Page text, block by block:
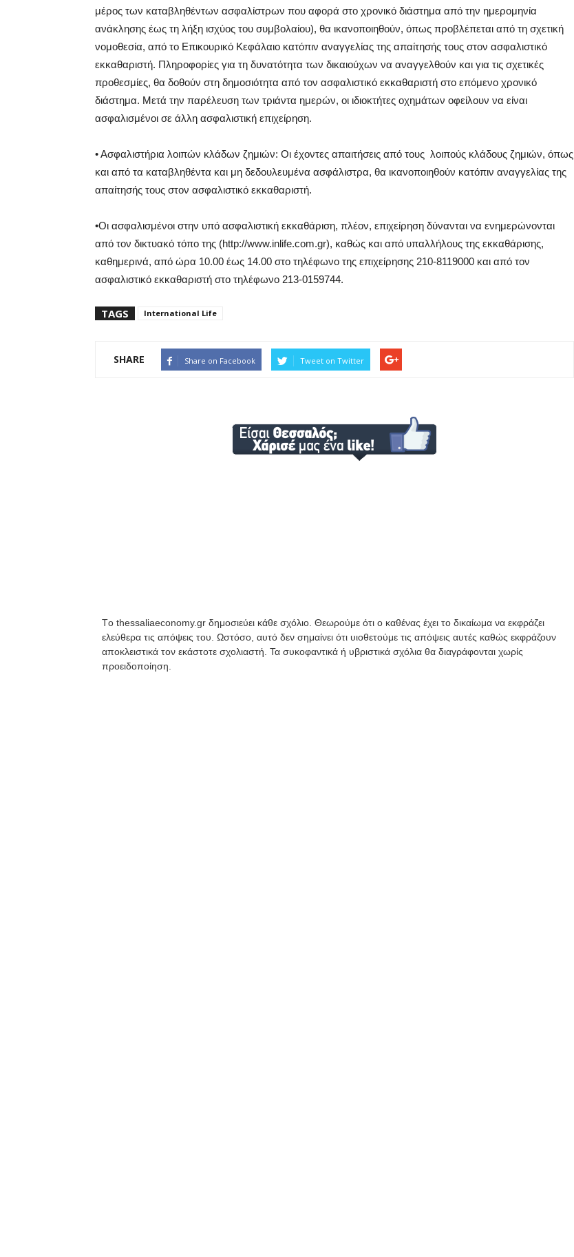
μέρος των καταβληθέντων ασφαλίστρων που αφορά στο χρονικό διάστημα από την ημερομηνία
ανάκλησης έως τη λήξη ισχύος του συμβολαίου), θα ικανοποιηθούν, όπως προβλέπεται από τη σχετική
νομοθεσία, από το Επικουρικό Κεφάλαιο κατόπιν αναγγελίας της απαίτησής τους στον ασφαλιστικό
εκκαθαριστή. Πληροφορίες για τη δυνατότητα των δικαιούχων να αναγγελθούν και για τις σχετικές
προθεσμίες, θα δοθούν στη δημοσιότητα από τον ασφαλιστικό εκκαθαριστή στο επόμενο χρονικό
διάστημα. Μετά την παρέλευση των τριάντα ημερών, οι ιδιοκτήτες οχημάτων οφείλουν να είναι
ασφαλισμένοι σε άλλη ασφαλιστική επιχείρηση.
• Ασφαλιστήρια λοιπών κλάδων ζημιών: Οι έχοντες απαιτήσεις από τους λοιπούς κλάδους ζημιών, όπως
και από τα καταβληθέντα και μη δεδουλευμένα ασφάλιστρα, θα ικανοποιηθούν κατόπιν αναγγελίας της
απαίτησής τους στον ασφαλιστικό εκκαθαριστή.
•Οι ασφαλισμένοι στην υπό ασφαλιστική εκκαθάριση, πλέον, επιχείρηση δύνανται να ενημερώνονται
από τον δικτυακό τόπο της (http://www.inlife.com.gr), καθώς και από υπαλλήλους της εκκαθάρισης,
καθημερινά, από ώρα 10.00 έως 14.00 στo τηλέφωνο της επιχείρησης 210-8119000 και από τον
ασφαλιστικό εκκαθαριστή στο τηλέφωνο 213-0159744.
TAGS International Life
SHARE Share on Facebook Tweet on Twitter
Tο thessaliaeconomy.gr δημοσιεύει κάθε σχόλιο. Θεωρούμε ότι ο καθένας έχει το δικαίωμα να εκφράζει
ελεύθερα τις απόψεις του. Ωστόσο, αυτό δεν σημαίνει ότι υιοθετούμε τις απόψεις αυτές καθώς εκφράζουν
αποκλειστικά τον εκάστοτε σχολιαστή. Τα συκοφαντικά ή υβριστικά σχόλια θα διαγράφονται χωρίς
προειδοποίηση.